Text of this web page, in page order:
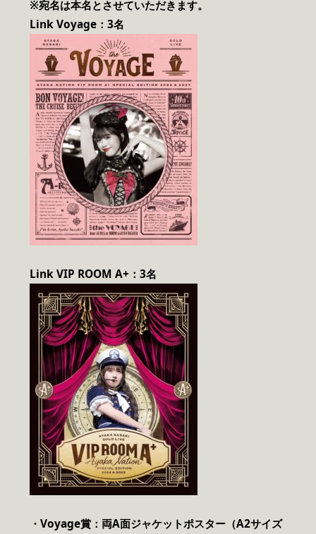
※宛名は本名とさせていただきます。
Link Voyage：3名
Link VIP ROOM A+：3名
・Voyage賞：両A面ジャケットポスター（A2サイズ